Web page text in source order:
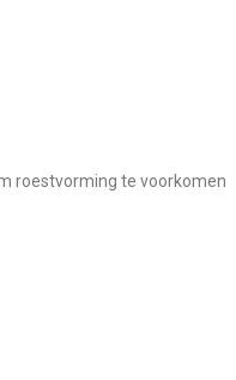
roestvorming te voorkomen